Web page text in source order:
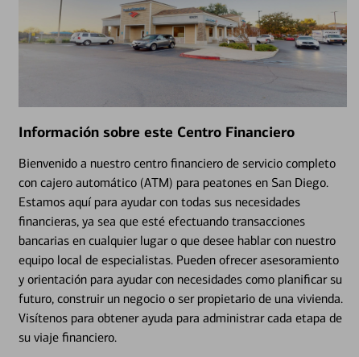
Información sobre este Centro Financiero
Bienvenido a nuestro centro financiero de servicio completo
con cajero automático (ATM) para peatones en San Diego.
Estamos aquí para ayudar con todas sus necesidades
financieras, ya sea que esté efectuando transacciones
bancarias en cualquier lugar o que desee hablar con nuestro
equipo local de especialistas. Pueden ofrecer asesoramiento
y orientación para ayudar con necesidades como planificar su
futuro, construir un negocio o ser propietario de una vivienda.
Visítenos para obtener ayuda para administrar cada etapa de
su viaje financiero.